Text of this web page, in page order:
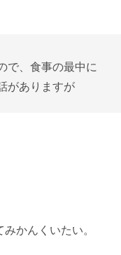
で、食事の最中に
がありますが
かんくいたい。